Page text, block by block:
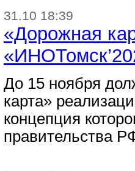
31.10 18:39
«Дорожная
До 15 ноября
карта»
концепция
правительства